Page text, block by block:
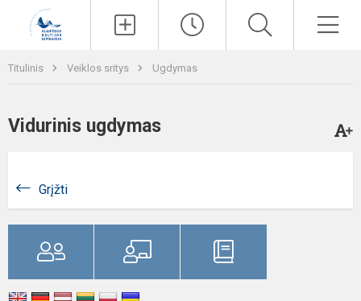
Titulinis Veiklos sritys Ugdymas
Vidurinis ugdymas
Grįžti